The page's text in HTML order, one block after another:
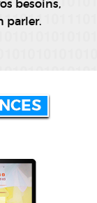
besoins,
parler.